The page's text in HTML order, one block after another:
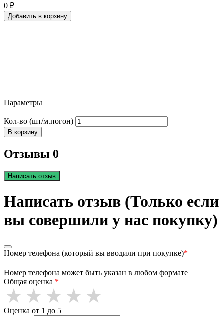
0 ₽
Добавить в корзину
Параметры
Кол-во (шт/м.погон)
В корзину
Отзывы 0
Написать отзыв
Написать отзыв (Только если
вы совершили у нас покупку)
Номер телефона (который вы вводили при покупке)*
Номер телефона может быть указан в любом формате
Общая оценка *
Оценка от 1 до 5